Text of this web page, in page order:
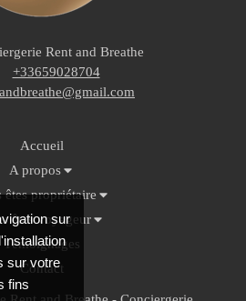
Rent and Breathe
+33659028704
Accueil
A propos
êtes propriétaire
êtes voyageur
Témoignages
Contact
sur
sur votre
fins